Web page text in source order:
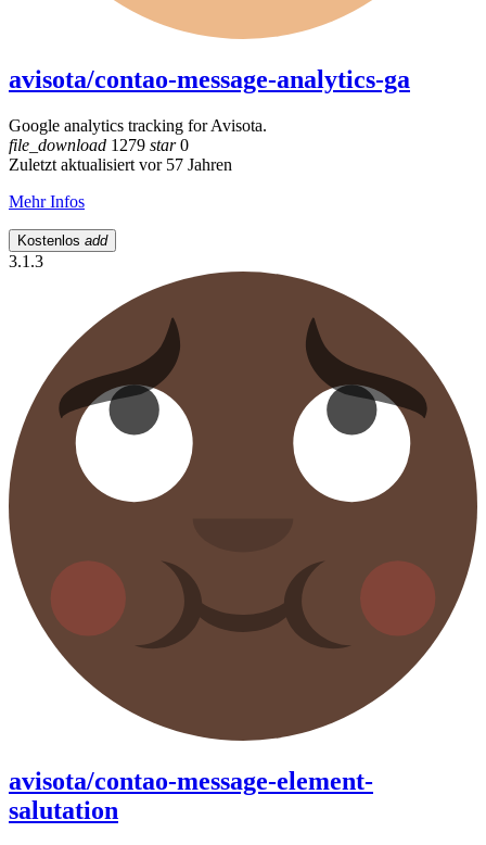
avisota/contao-message-analytics-ga
Google analytics tracking for Avisota.
file_download 1279 star0
Zuletzt aktualisiert vor 57 Jahren
Mehr Infos
Kostenlos add
3.1.3
avisota/contao-message-element-
salutation